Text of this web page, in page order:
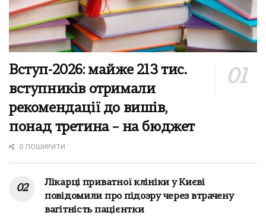
Вступ-2026: майже 213 тис.
вступників отримали
рекомендації до вишів,
понад третина – на бюджет
0 ПОШИРИТИ
Лікарці приватної клініки у Києві
повідомили про підозру через втрачену
вагітність пацієнтки